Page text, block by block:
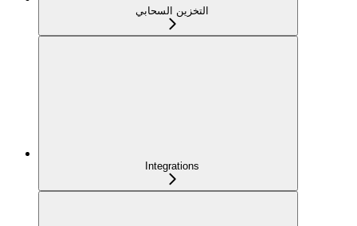
التخزين السحابي
Integrations